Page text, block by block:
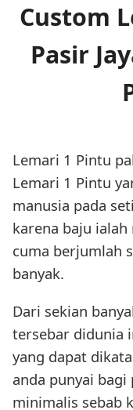
Custom
Pasir
Lemari 1 Pintu
Lemari 1 Pintu
manusia pada
karena baju
cuma berjumlah
banyak.
Dari sekian
tersebar didunia
yang dapat
anda punyai
minimalis sebab